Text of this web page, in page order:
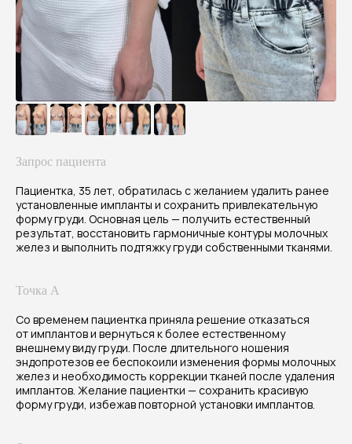
Запрос пациента
Пациентка, 35 лет, обратилась с желанием удалить ранее
установленные импланты и сохранить привлекательную
форму груди. Основная цель — получить естественный
результат, восстановить гармоничные контуры молочных
желез и выполнить подтяжку груди собственными тканями.
Точка А
Со временем пациентка приняла решение отказаться
от имплантов и вернуться к более естественному
внешнему виду груди. После длительного ношения
эндопротезов ее беспокоили изменения формы молочных
желез и необходимость коррекции тканей после удаления
имплантов. Желание пациентки — сохранить красивую
форму груди, избежав повторной установки имплантов.
Результат
отмечается положительная динамика
восстановления тканей и формирование
нового контура груди. Молочные железы
приобрели более подтянутую
и гармоничную форму, сохранив
естественный внешний вид. Результат